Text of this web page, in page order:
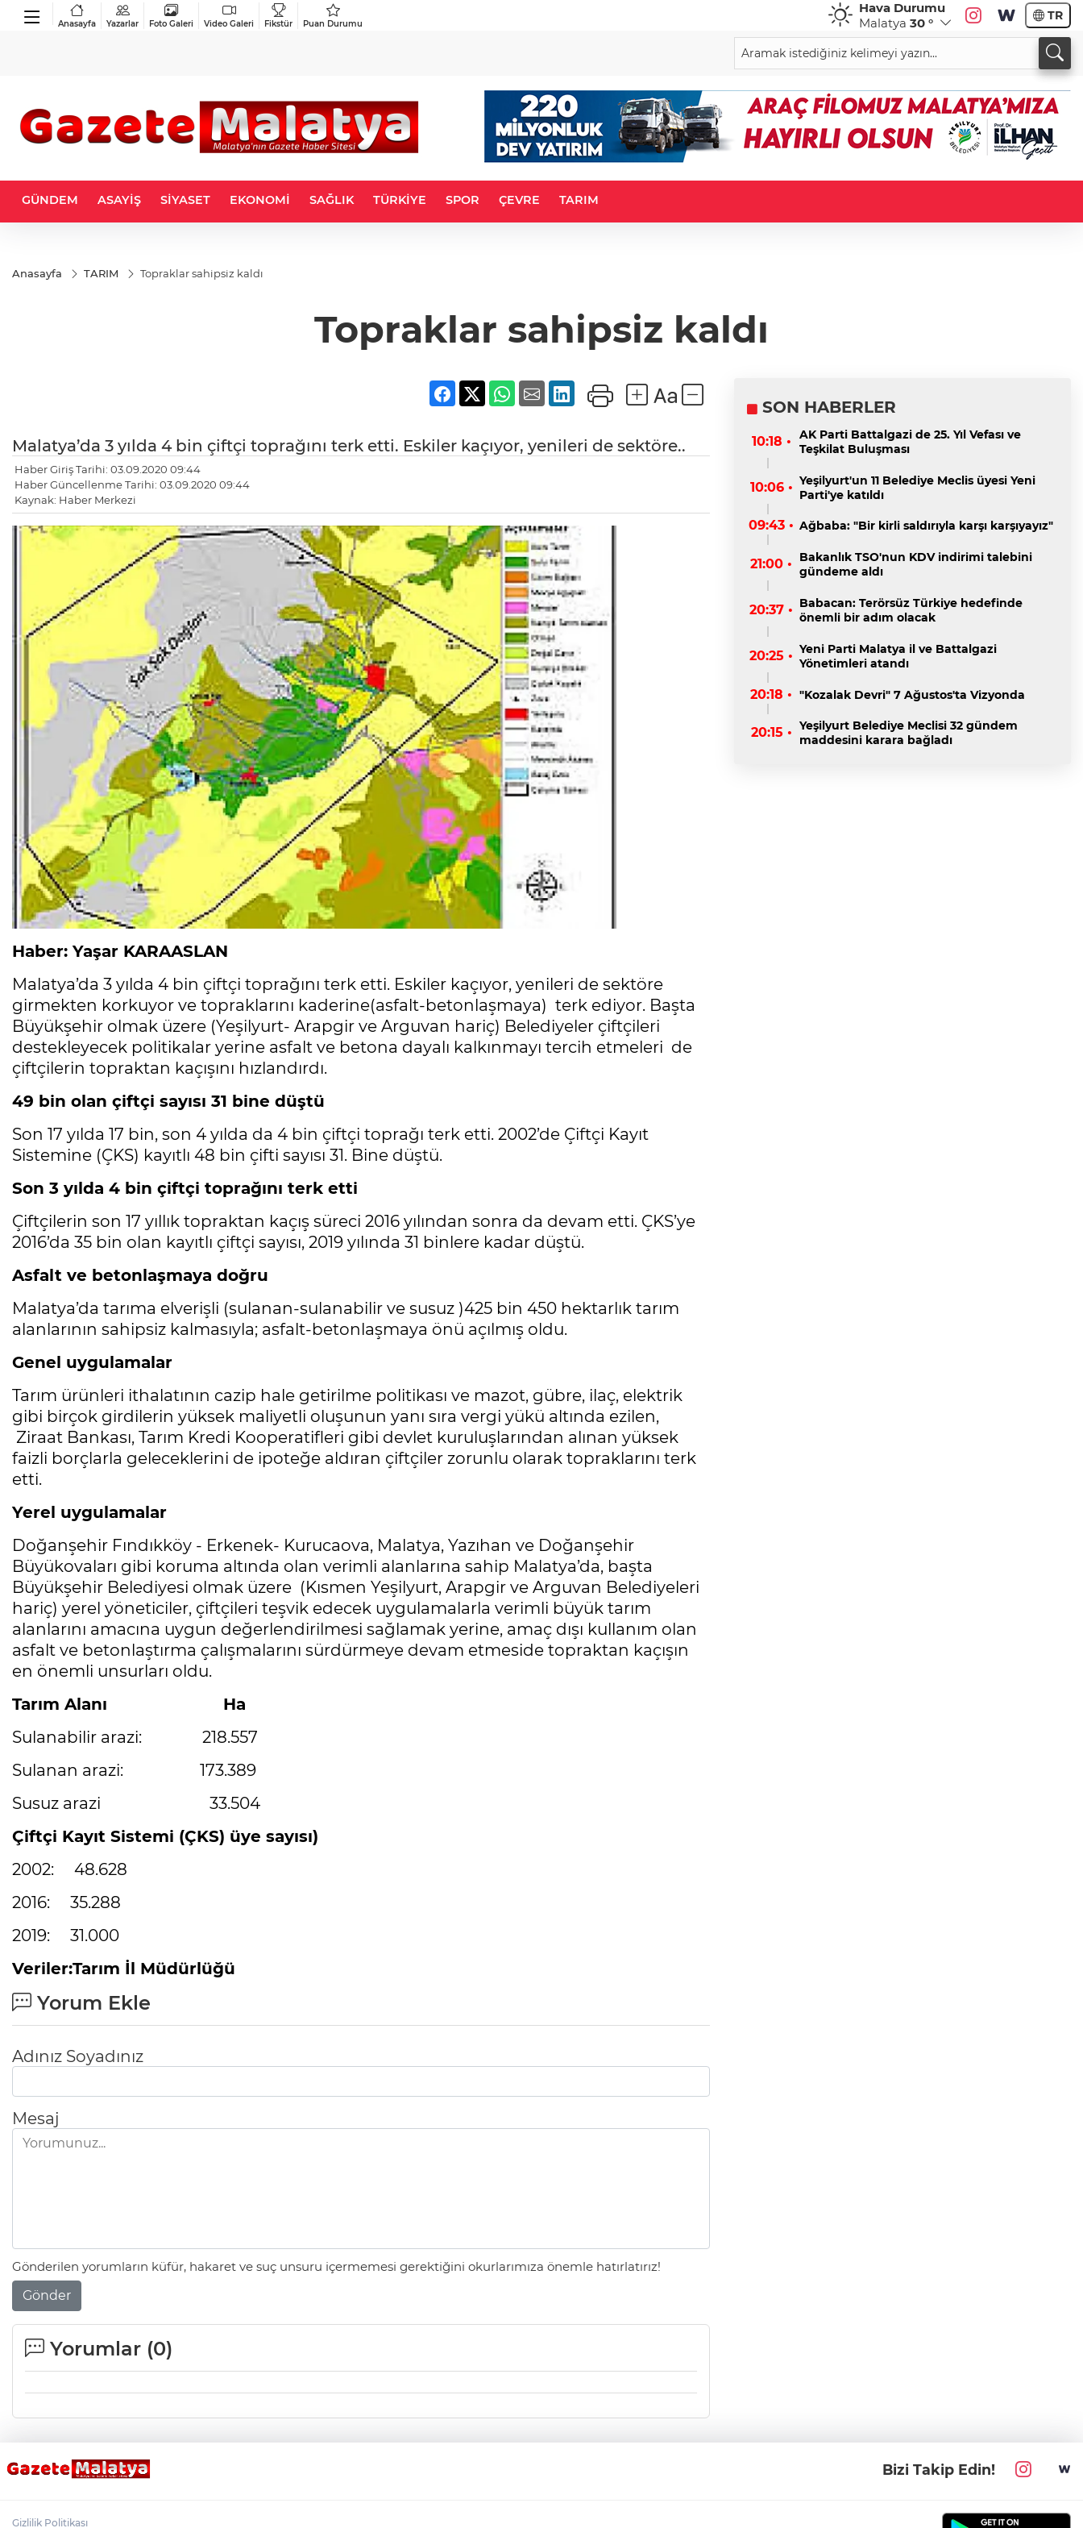
Anasayfa Yazarlar Foto Galeri Video Galeri Fikstür Puan Durumu
Hava Durumu
Malatya 30 ° TR
GÜNDEM ASAYİŞ SİYASET EKONOMİ SAĞLIK TÜRKİYE SPOR ÇEVRE TARIM
Anasayfa TARIM Topraklar sahipsiz kaldı
Topraklar sahipsiz kaldı
Malatya’da 3 yılda 4 bin çiftçi toprağını terk etti. Eskiler kaçıyor, yenileri de sektöre..
Haber Giriş Tarihi: 03.09.2020 09:44
Haber Güncellenme Tarihi: 03.09.2020 09:44
Kaynak: Haber Merkezi
Haber: Yaşar KARAASLAN
Malatya’da 3 yılda 4 bin çiftçi toprağını terk etti. Eskiler kaçıyor, yenileri de sektöre
girmekten korkuyor ve topraklarını kaderine(asfalt-betonlaşmaya) terk ediyor. Başta
Büyükşehir olmak üzere (Yeşilyurt- Arapgir ve Arguvan hariç) Belediyeler çiftçileri
destekleyecek politikalar yerine asfalt ve betona dayalı kalkınmayı tercih etmeleri de
çiftçilerin topraktan kaçışını hızlandırdı.
49 bin olan çiftçi sayısı 31 bine düştü
Son 17 yılda 17 bin, son 4 yılda da 4 bin çiftçi toprağı terk etti. 2002’de Çiftçi Kayıt
Sistemine (ÇKS) kayıtlı 48 bin çifti sayısı 31. Bine düştü.
Son 3 yılda 4 bin çiftçi toprağını terk etti
Çiftçilerin son 17 yıllık topraktan kaçış süreci 2016 yılından sonra da devam etti. ÇKS’ye
2016’da 35 bin olan kayıtlı çiftçi sayısı, 2019 yılında 31 binlere kadar düştü.
Asfalt ve betonlaşmaya doğru
Malatya’da tarıma elverişli (sulanan-sulanabilir ve susuz )425 bin 450 hektarlık tarım
alanlarının sahipsiz kalmasıyla; asfalt-betonlaşmaya önü açılmış oldu.
Genel uygulamalar
Tarım ürünleri ithalatının cazip hale getirilme politikası ve mazot, gübre, ilaç, elektrik
gibi birçok girdilerin yüksek maliyetli oluşunun yanı sıra vergi yükü altında ezilen,
Ziraat Bankası, Tarım Kredi Kooperatifleri gibi devlet kuruluşlarından alınan yüksek
faizli borçlarla geleceklerini de ipoteğe aldıran çiftçiler zorunlu olarak topraklarını terk
etti.
Yerel uygulamalar
Doğanşehir Fındıkköy - Erkenek- Kurucaova, Malatya, Yazıhan ve Doğanşehir
Büyükovaları gibi koruma altında olan verimli alanlarına sahip Malatya’da, başta
Büyükşehir Belediyesi olmak üzere (Kısmen Yeşilyurt, Arapgir ve Arguvan Belediyeleri
hariç) yerel yöneticiler, çiftçileri teşvik edecek uygulamalarla verimli büyük tarım
alanlarını amacına uygun değerlendirilmesi sağlamak yerine, amaç dışı kullanım olan
asfalt ve betonlaştırma çalışmalarını sürdürmeye devam etmeside topraktan kaçışın
en önemli unsurları oldu.
Tarım Alanı Ha
Sulanabilir arazi: 218.557
Sulanan arazi: 173.389
Susuz arazi 33.504
Çiftçi Kayıt Sistemi (ÇKS) üye sayısı)
2002: 48.628
2016: 35.288
2019: 31.000
Veriler:Tarım İl Müdürlüğü
Yorum Ekle
Adınız Soyadınız
Mesaj
Gönderilen yorumların küfür, hakaret ve suç unsuru içermemesi gerektiğini okurlarımıza önemle hatırlatırız!
Gönder
Yorumlar (0)
SON HABERLER
10:18 •
AK Parti Battalgazi de 25. Yıl Vefası ve
Teşkilat Buluşması
10:06 • Yeşilyurt'un 11 Belediye Meclis üyesi Yeni
Parti'ye katıldı
09:43 • Ağbaba: "Bir kirli saldırıyla karşı karşıyayız"
21:00 •
Bakanlık TSO'nun KDV indirimi talebini
gündeme aldı
20:37 • Babacan: Terörsüz Türkiye hedefinde
önemli bir adım olacak
20:25 • Yeni Parti Malatya il ve Battalgazi
Yönetimleri atandı
20:18 • "Kozalak Devri" 7 Ağustos'ta Vizyonda
20:15 • Yeşilyurt Belediye Meclisi 32 gündem
maddesini karara bağladı
Bizi Takip Edin!
Gizlilik Politikası